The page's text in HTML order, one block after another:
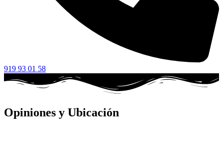
919 93 01 58
Opiniones y Ubicación